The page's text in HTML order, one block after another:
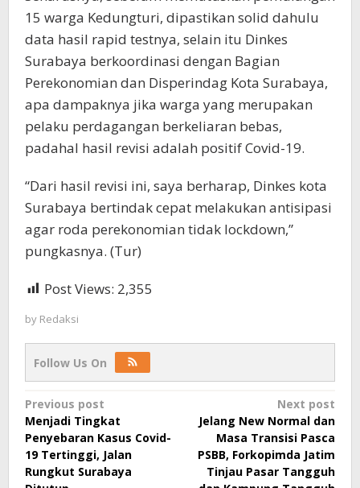
15 warga Kedungturi, dipastikan solid dahulu
data hasil rapid testnya, selain itu Dinkes
Surabaya berkoordinasi dengan Bagian
Perekonomian dan Disperindag Kota Surabaya,
apa dampaknya jika warga yang merupakan
pelaku perdagangan berkeliaran bebas,
padahal hasil revisi adalah positif Covid-19.
“Dari hasil revisi ini, saya berharap, Dinkes kota
Surabaya bertindak cepat melakukan antisipasi
agar roda perekonomian tidak lockdown,”
pungkasnya. (Tur)
Post Views: 2,355
by Redaksi
Follow Us On
Post
navigation
Previous post
Menjadi Tingkat
Penyebaran Kasus Covid-
19 Tertinggi, Jalan
Rungkut Surabaya
Next post
Jelang New Normal dan
Masa Transisi Pasca
PSBB, Forkopimda Jatim
Tinjau Pasar Tangguh